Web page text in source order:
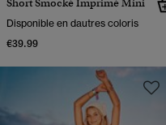
Short Smocké Imprimé Mini
Disponible en dautres coloris
€39.99